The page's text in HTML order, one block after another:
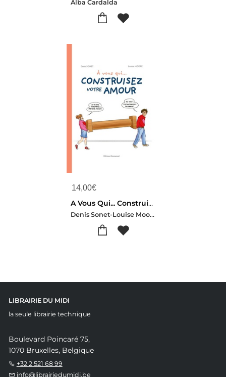
Alba Cardalda
14,00€
A Vous Qui... Construisez Votre Amour
Denis Sonet-Louise Moore
LIBRAIRIE DU MIDI
la seule librairie technique
Boulevard Poincaré 75,
1070 Bruxelles, Belgique
+32 2 521 68 99
info@librairiedumidi.be